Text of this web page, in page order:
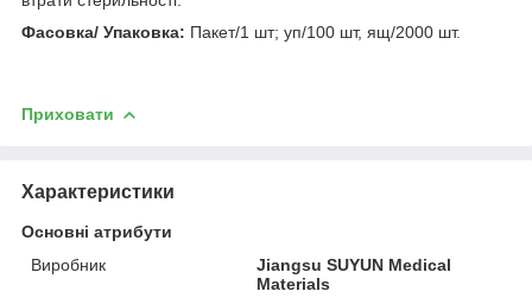
Фасовка/ Упаковка: Пакет/1 шт; уп/100 шт, ящ/2000 шт.
Приховати
Характеристики
Основні атрибути
Виробник
Jiangsu SUYUN Medical
Materials